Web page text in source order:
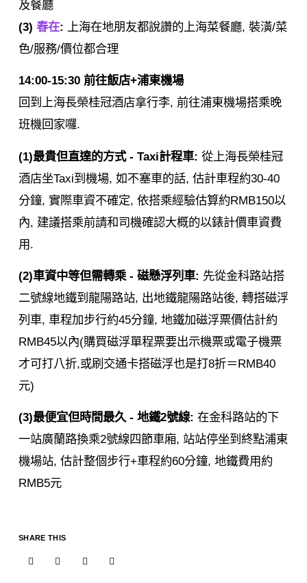
及餐廳
(3) 春在: 上海在地朋友都說讚的上海菜餐廳, 裝潢/菜
色/服務/價位都合理
14:00-15:30 前往飯店+浦東機場
回到上海長榮桂冠酒店拿行李, 前往浦東機場搭乘晚
班機回家囉.
(1)最貴但直達的方式 - Taxi計程車: 從上海長榮桂冠
酒店坐Taxi到機場, 如不塞車的話, 估計車程約30-40
分鐘, 實際車資不確定, 依搭乘經驗估算約RMB150以
內, 建議搭乘前請和司機確認大概的以錶計價車資費
用.
(2)車資中等但需轉乘 - 磁懸浮列車: 先從金科路站搭
二號線地鐵到龍陽路站, 出地鐵龍陽路站後, 轉搭磁浮
列車, 車程加步行約45分鐘, 地鐵加磁浮票價估計約
RMB45以內(購買磁浮單程票要出示機票或電子機票
才可打八折,或刷交通卡搭磁浮也是打8折＝RMB40
元)
(3)最便宜但時間最久 - 地鐵2號線: 在金科路站的下
一站廣蘭路換乘2號線四節車廂, 站站停坐到終點浦東
機場站, 估計整個步行+車程約60分鐘, 地鐵費用約
RMB5元
SHARE THIS